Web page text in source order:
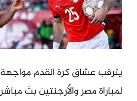
يترقب عشاق كرة القدم مواجهة
لمباراة مصر والأرجنتين بث